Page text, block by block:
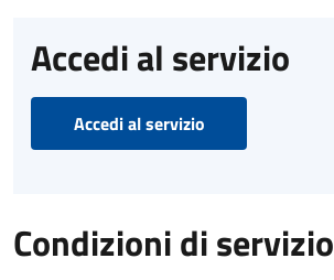
Accedi al servizio
Accedi al servizio
Condizioni di servizio